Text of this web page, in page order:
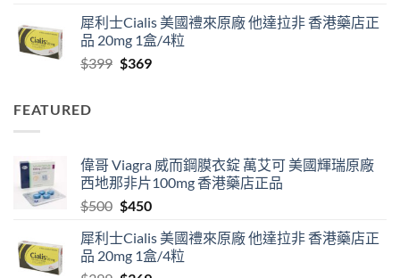
$799
through
犀利士Cialis 美國禮來原廠 他達拉非 香港藥店正
品 20mg 1盒/4粒
$399 Original
$369Current
FEATURED
偉哥 Viagra 威而鋼膜衣錠 萬艾可 美國輝瑞原廠
西地那非片100mg 香港藥店正品
$500 Original
was:
$500.
$450Current
is:
$450.
犀利士Cialis 美國禮來原廠 他達拉非 香港藥店正
品 20mg 1盒/4粒